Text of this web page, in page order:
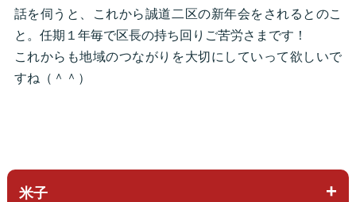
話を伺うと、これから誠道二区の新年会をされるとのこ
と。任期１年毎で区長の持ち回りご苦労さまです！
これからも地域のつながりを大切にしていって欲しいで
すね（＾＾）
米子